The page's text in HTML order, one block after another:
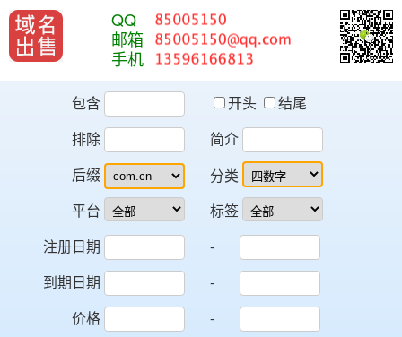
QQ
邮箱
手机
包含 开头
结尾
排除
简介
后缀
平台
分类
标签
注册日期
-
到期日期
-
价格
-